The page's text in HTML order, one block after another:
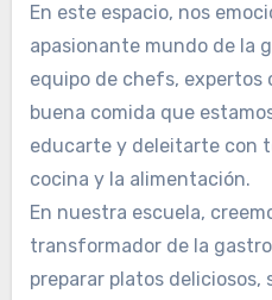
En este espacio, nos
apasionante mundo de la
equipo de chefs, expertos
buena comida que
educarte y deleitarte con
cocina y la alimentación.
En nuestra escuela,
transformador de la
preparar platos